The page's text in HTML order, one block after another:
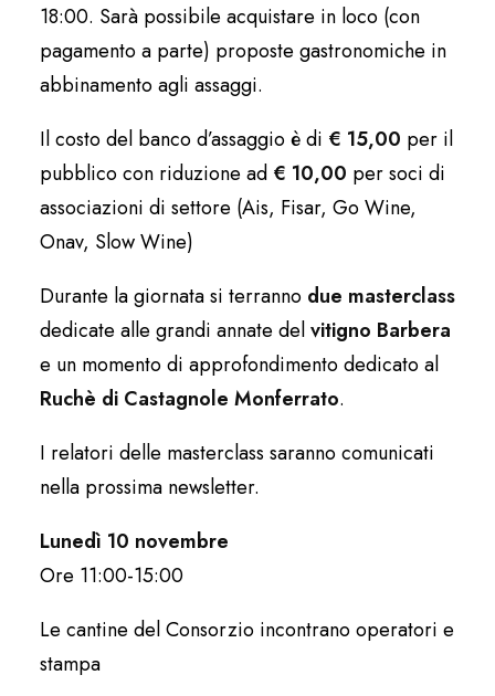
18:00. Sarà possibile acquistare in loco (con
pagamento a parte) proposte gastronomiche in
abbinamento agli assaggi.
Il costo del banco d’assaggio è di € 15,00 per il
pubblico con riduzione ad € 10,00 per soci di
associazioni di settore (Ais, Fisar, Go Wine,
Onav, Slow Wine)
Durante la giornata si terranno due masterclass
dedicate alle grandi annate delvitigno Barbera
e un momento di approfondimento dedicato al
Ruchè di Castagnole Monferrato.
I relatori delle masterclass saranno comunicati
nella prossima newsletter.
Lunedì 10 novembre
Ore 11:00-15:00
Le cantine del Consorzio incontrano operatori e
stampa